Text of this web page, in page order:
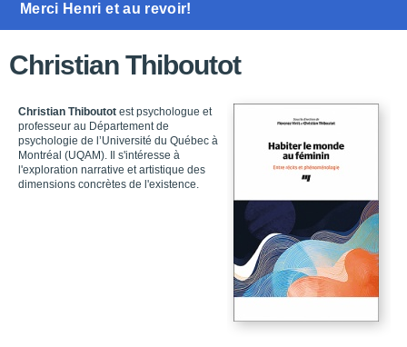
Merci Henri et au revoir!
Christian Thiboutot
Christian Thiboutot est psychologue et
professeur au Département de
psychologie de l’Université du Québec à
Montréal (UQAM). Il s'intéresse à
l'exploration narrative et artistique des
dimensions concrètes de l'existence.